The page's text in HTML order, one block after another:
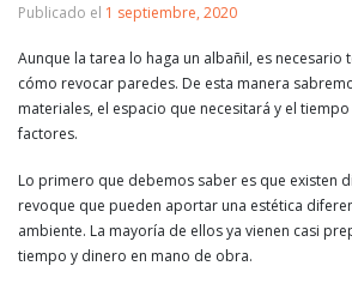
Publicado el 1 septiembre, 2020
Aunque la tarea lo haga un albañil, es necesario
cómo revocar paredes. De esta manera
materiales, el espacio que necesitará y el
factores.
Lo primero que debemos saber es que existen
revoque que pueden aportar una estética
ambiente. La mayoría de ellos ya vienen casi
tiempo y dinero en mano de obra.